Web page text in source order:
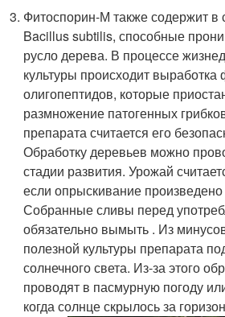
Фитоспорин-М также содержит в
Bacillus subtilis, способные
русло дерева. В процессе
культуры происходит
олигопептидов, которые
размножение патогенных
препарата считается его
Обработку деревьев можно
стадии развития. Урожай
если опрыскивание
Собранные сливы перед
обязательно вымыть . Из
полезной культуры препарата
солнечного света. Из-за этого
проводят в пасмурную погоду
когда солнце скрылось за